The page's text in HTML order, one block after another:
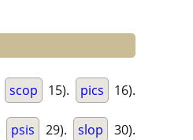
scop 15). pics 16).
psis 29). slop 30).